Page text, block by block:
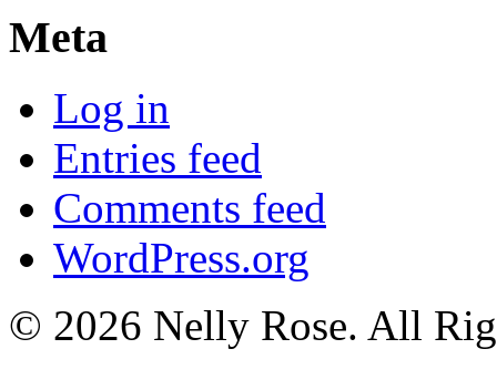
Meta
Log in
Entries feed
Comments feed
WordPress.org
© 2026 Nelly Rose. All